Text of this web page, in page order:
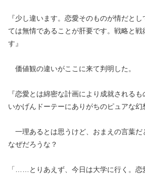
『少し違います。恋愛そのものが情だと
ては無情であることが肝要です。戦略と
す』
価値観の違いがここに来て判明した。
『恋愛とは綿密な計画により成就される
いかげんドーテーにありがちのピュアな幻
一理あるとは思うけど、おまえの言葉だ
なぜだろうな？
「……とりあえず、今日は大学に行く。恋